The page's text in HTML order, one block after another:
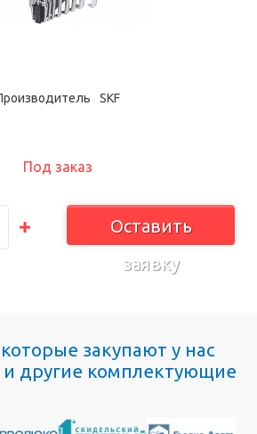
Под заказ
Оставить
заявку
SKF
закупают у нас
другие комплектующие